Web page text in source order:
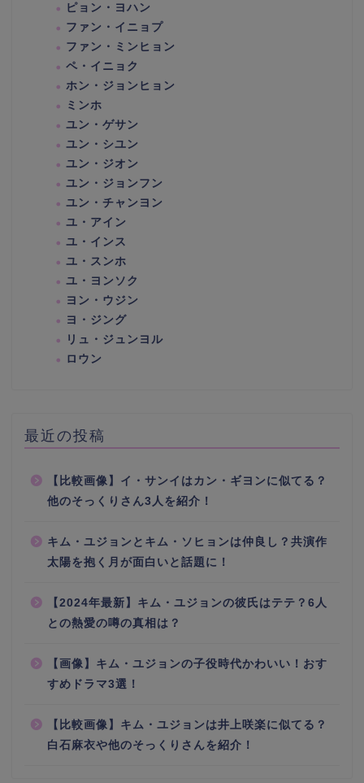
ピョン・ヨハン
ファン・イニョプ
ファン・ミンヒョン
ペ・イニョク
ホン・ジョンヒョン
ミンホ
ユン・ゲサン
ユン・シユン
ユン・ジオン
ユン・ジョンフン
ユン・チャンヨン
ユ・アイン
ユ・インス
ユ・スンホ
ユ・ヨンソク
ヨン・ウジン
ヨ・ジング
リュ・ジュンヨル
ロウン
最近の投稿
【比較画像】イ・サンイはカン・ギヨンに似てる？
他のそっくりさん3人を紹介！
キム・ユジョンとキム・ソヒョンは仲良し？共演作
太陽を抱く月が面白いと話題に！
【2024年最新】キム・ユジョンの彼氏はテテ？6人
との熱愛の噂の真相は？
【画像】キム・ユジョンの子役時代かわいい！おす
すめドラマ3選！
【比較画像】キム・ユジョンは井上咲楽に似てる？
白石麻衣や他のそっくりさんを紹介！